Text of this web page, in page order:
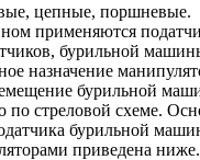
цепные, поршневые.
применяются
бурильной
назначение
бурильной
стреловой схеме.
бурильной
приведена ниже.